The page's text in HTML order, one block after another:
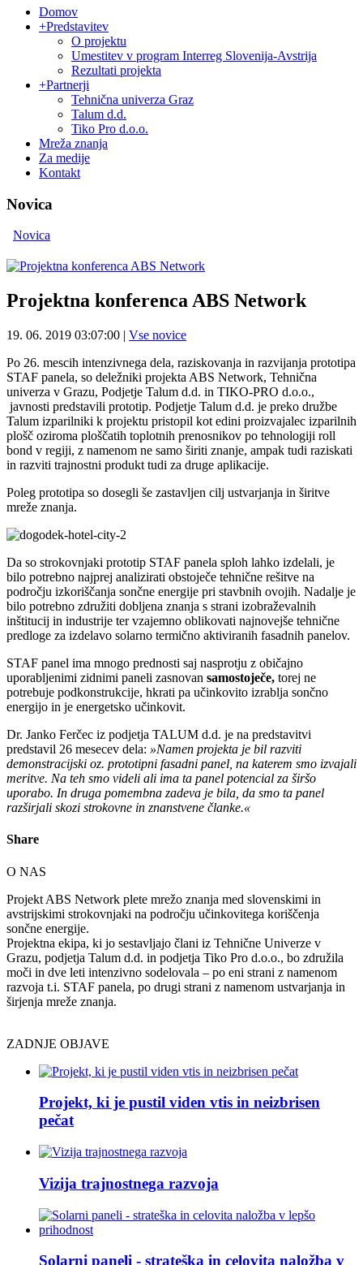
Domov
+Predstavitev
O projektu
Umestitev v program Interreg Slovenija-Avstrija
Rezultati projekta
+Partnerji
Tehnična univerza Graz
Talum d.d.
Tiko Pro d.o.o.
Mreža znanja
Za medije
Kontakt
Novica
Novica
Projektna konferenca ABS Network
19. 06. 2019 03:07:00 | Vse novice
Po 26. mescih intenzivnega dela, raziskovanja in razvijanja prototipa
STAF panela, so deležniki projekta ABS Network, Tehnična
univerza v Grazu, Podjetje Talum d.d. in TIKO-PRO d.o.o.,
javnosti predstavili prototip. Podjetje Talum d.d. je preko družbe
Talum izparilniki k projektu pristopil kot edini proizvajalec izparilnih
plošč oziroma ploščatih toplotnih prenosnikov po tehnologiji roll
bond v regiji, z namenom ne samo širiti znanje, ampak tudi raziskati
in razviti trajnostni produkt tudi za druge aplikacije.
Poleg prototipa so dosegli še zastavljen cilj ustvarjanja in širitve
mreže znanja.
Da so strokovnjaki prototip STAF panela sploh lahko izdelali, je
bilo potrebno najprej analizirati obstoječe tehnične rešitve na
področju izkoriščanja sončne energije pri stavbnih ovojih. Nadalje je
bilo potrebno združiti dobljena znanja s strani izobraževalnih
inštitucij in industrije ter vzajemno oblikovati najnovejše tehnične
predloge za izdelavo solarno termično aktiviranih fasadnih panelov.
STAF panel ima mnogo prednosti saj nasprotju z običajno
uporabljenimi zidnimi paneli zasnovan samostoječe, torej ne
potrebuje podkonstrukcije, hkrati pa učinkovito izrablja sončno
energijo in je energetsko učinkovit.
Dr. Janko Ferčec iz podjetja TALUM d.d. je na predstavitvi
predstavil 26 mesecev dela: »Namen projekta je bil razviti
demonstracijski oz. prototipni fasadni panel, na katerem smo izvajali
meritve. Na teh smo videli ali ima ta panel potencial za širšo
uporabo. In druga pomembna zadeva je bila, da smo ta panel
razširjali skozi strokovne in znanstvene članke.«
Share
O NAS
Projekt ABS Network plete mrežo znanja med slovenskimi in
avstrijskimi strokovnjaki na področju učinkovitega koriščenja
sončne energije.
Projektna ekipa, ki jo sestavljajo člani iz Tehnične Univerze v
Grazu, podjetja Talum d.d. in podjetja Tiko Pro d.o.o., bo združila
moči in dve leti intenzivno sodelovala – po eni strani z namenom
razvoja t.i. STAF panela, po drugi strani z namenom ustvarjanja in
širjenja mreže znanja.
ZADNJE OBJAVE
Projekt, ki je pustil viden vtis in neizbrisen
pečat
Vizija trajnostnega razvoja
Solarni paneli - strateška in celovita naložba v